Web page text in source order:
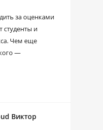
за оценками
и
Чем еще
—
Виктор